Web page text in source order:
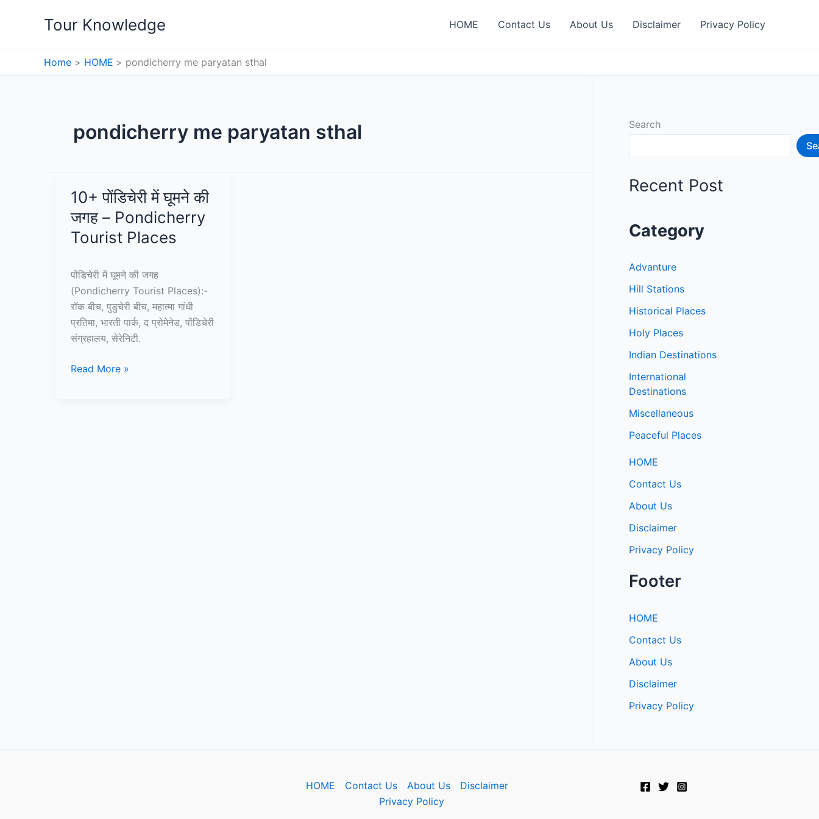
Tour Knowledge HOME Contact Us About Us Disclaimer Privacy Policy
Home HOME pondicherry me paryatan sthal
pondicherry me paryatan sthal
10+ पोंडिचेरी में घूमने की
जगह – Pondicherry
Tourist Places
पोंडिचेरी में घूमने की जगह
(Pondicherry Tourist Places):-
रॉक बीच, पुडुचेरी बीच, महात्मा गांधी
प्रतिमा, भारती पार्क, द प्रोमेनेड, पोंडिचेरी
संग्रहालय, सेरेनिटी.
10+
Read More »
Search
Recent Post
Category
Advanture
Hill Stations
Historical Places
Holy Places
Indian Destinations
International
Destinations
Miscellaneous
Peaceful Places
HOME
Contact Us
About Us
Disclaimer
Privacy Policy
Footer
HOME
Contact Us
About Us
Disclaimer
Privacy Policy
HOME Contact Us About Us
Disclaimer
Privacy Policy